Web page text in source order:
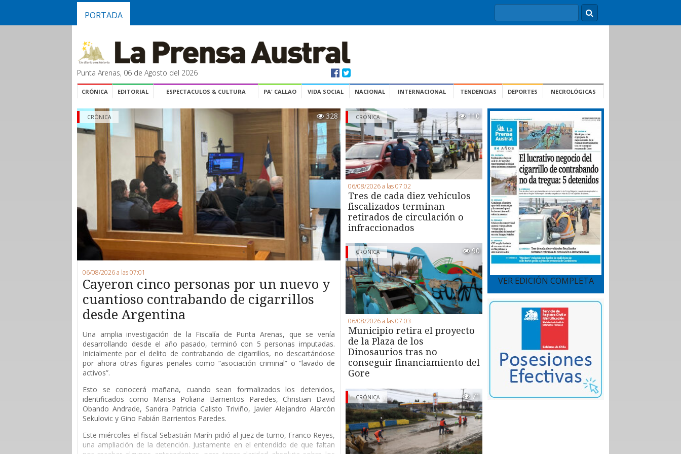
PORTADA
Punta Arenas, 06 de Agosto del 2026
CRÓNICA EDITORIAL ESPECTACULOS & CULTURA PA' CALLAO VIDA SOCIAL NACIONAL INTERNACIONAL TENDENCIAS DEPORTES NECROLÓGICAS
328
CRÓNICA
06/08/2026 a las 07:01
Cayeron cinco personas por un nuevo y
cuantioso contrabando de cigarrillos
desde Argentina
Una amplia investigación de la Fiscalía de Punta Arenas, que se venía
desarrollando desde el año pasado, terminó con 5 personas imputadas.
Inicialmente por el delito de contrabando de cigarrillos, no descartándose
por ahora otras figuras penales como “asociación criminal” o “lavado de
activos”.
Esto se conocerá mañana, cuando sean formalizados los detenidos,
identificados como Marisa Poliana Barrientos Paredes, Christian David
Obando Andrade, Sandra Patricia Calisto Triviño, Javier Alejandro Alarcón
Sekulovic y Gino Fabián Barrientos Paredes.
Este miércoles el fiscal Sebastián Marín pidió al juez de turno, Franco Reyes,
una ampliación de la detención. Justamente en el entendido de que faltan
CRÓNICA 110
06/08/2026 a las 07:02
Tres de cada diez vehículos
fiscalizados terminan
retirados de circulación o
infraccionados
CRÓNICA 90
06/08/2026 a las 07:03
Municipio retira el proyecto
de la Plaza de los
Dinosaurios tras no
conseguir financiamiento del
Gore
CRÓNICA 71
VER EDICIÓN COMPLETA